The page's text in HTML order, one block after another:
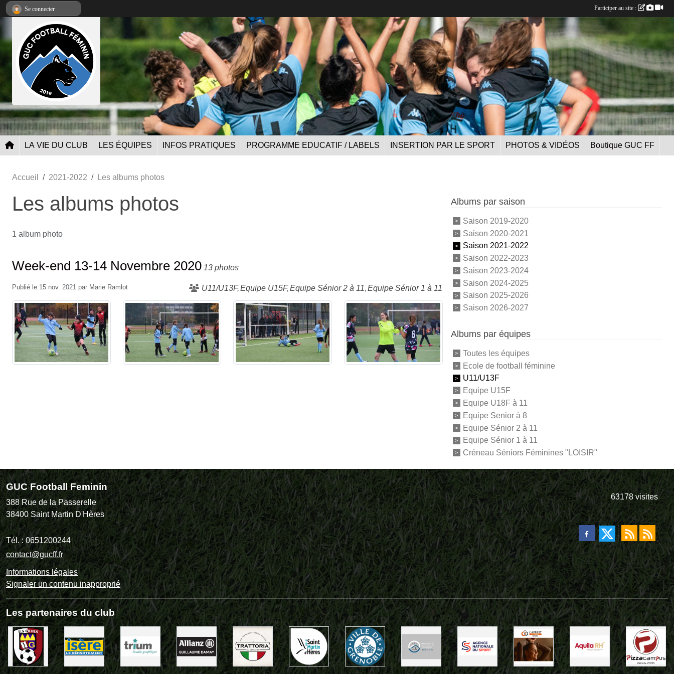
LA VIE DU CLUB LES ÉQUIPES INFOS PRATIQUES PROGRAMME EDUCATIF / LABELS INSERTION PAR LE SPORT PHOTOS & VIDÉOS Boutique GUC FF
Accueil 2021-2022 Les albums photos
Les albums photos
1 album photo
Week-end 13-14 Novembre 2020 13 photos
U11/U13F Equipe U15F Equipe Sénior 2 à 11 Equipe Sénior 1 à 11
Publié le 15 nov. 2021 par Marie Ramlot
Albums par saison
Saison 2019-2020
Saison 2020-2021
Saison 2021-2022
Saison 2022-2023
Saison 2023-2024
Saison 2024-2025
Saison 2025-2026
Saison 2026-2027
Albums par équipes
Toutes les équipes
Ecole de football féminine
U11/U13F
Equipe U15F
Equipe U18F à 11
Equipe Senior à 8
Equipe Sénior 2 à 11
Equipe Sénior 1 à 11
Créneau Séniors Féminines "LOISIR"
GUC Football Feminin
388 Rue de la Passerelle
38400 Saint Martin D'Hères
Tél. : 0651200244
contact@gucff.fr
Informations légales
Signaler un contenu inapproprié
63178visites
Les partenaires du club
Se connecter Participer au site :
Panneau de gestion des cookies